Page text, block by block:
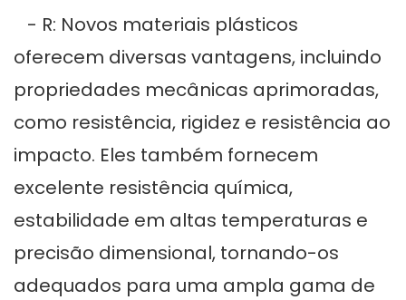
- R: Novos materiais plásticos
oferecem diversas vantagens, incluindo
propriedades mecânicas aprimoradas,
como resistência, rigidez e resistência ao
impacto. Eles também fornecem
excelente resistência química,
estabilidade em altas temperaturas e
precisão dimensional, tornando-os
adequados para uma ampla gama de